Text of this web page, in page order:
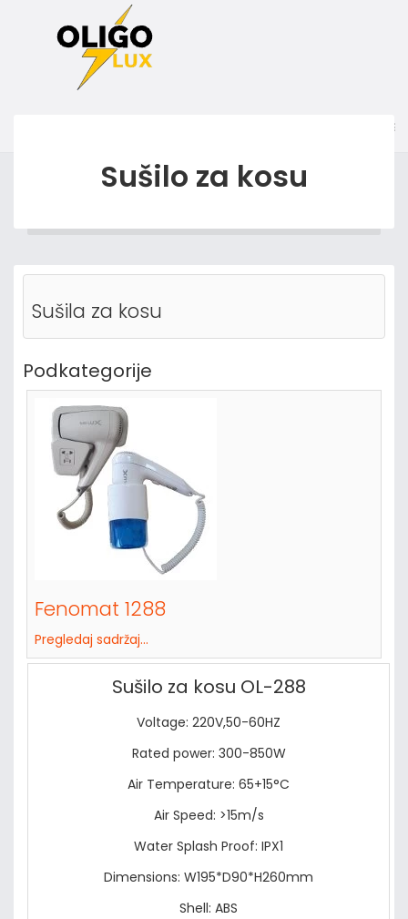
Sušilo za kosu
Sušila za kosu
Podkategorije
Fenomat 1288
Pregledaj sadržaj...
Sušilo za kosu OL-288
Voltage: 220V,50-60HZ
Rated power: 300-850W
Air Temperature: 65+15°C
Air Speed: >15m/s
Water Splash Proof: IPX1
Dimensions: W195*D90*H260mm
Shell: ABS